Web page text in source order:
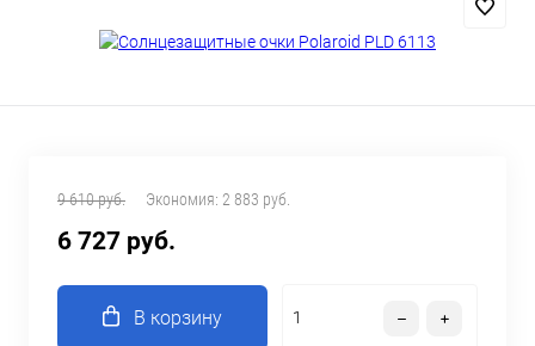
9 610 руб. Экономия: 2 883 руб.
6 727 руб.
В корзину